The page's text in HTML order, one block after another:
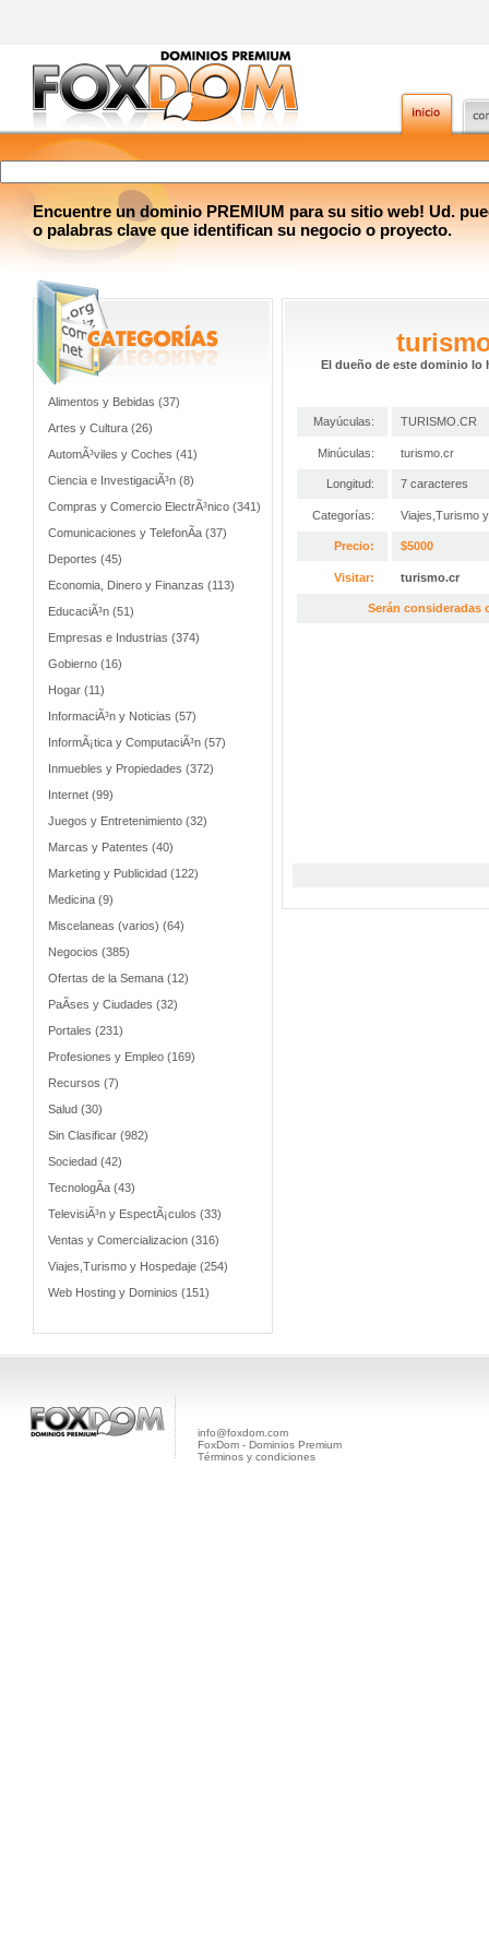
Encuentre un dominio PREMIUM para su sitio web! Ud.
o palabras clave que identifican su negocio o proyecto.
Alimentos y Bebidas (37)
Artes y Cultura (26)
AutomÃ³viles y Coches (41)
Ciencia e InvestigaciÃ³n (8)
Compras y Comercio ElectrÃ³nico (341)
Comunicaciones y TelefonÃ­a (37)
Deportes (45)
Economia, Dinero y Finanzas (113)
EducaciÃ³n (51)
Empresas e Industrias (374)
Gobierno (16)
Hogar (11)
InformaciÃ³n y Noticias (57)
InformÃ¡tica y ComputaciÃ³n (57)
Inmuebles y Propiedades (372)
Internet (99)
Juegos y Entretenimiento (32)
Marcas y Patentes (40)
Marketing y Publicidad (122)
Medicina (9)
Miscelaneas (varios) (64)
Negocios (385)
Ofertas de la Semana (12)
PaÃ­ses y Ciudades (32)
Portales (231)
Profesiones y Empleo (169)
Recursos (7)
Salud (30)
Sin Clasificar (982)
Sociedad (42)
TecnologÃ­a (43)
TelevisiÃ³n y EspectÃ¡culos (33)
Ventas y Comercializacion (316)
Viajes,Turismo y Hospedaje (254)
Web Hosting y Dominios (151)
El dueño de este dominio lo
Mayúculas: TURISMO.CR
Minúculas: turismo.cr
Longitud: 7 caracteres
Categorías: Viajes,Turismo
Precio: $5000
Visitar: turismo.cr
Serán consideradas
info@foxdom.com
FoxDom - Dominios Premium
Términos y condiciones